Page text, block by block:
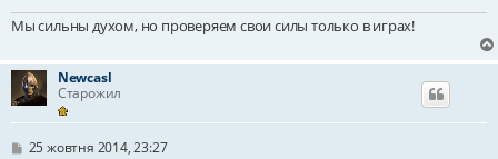
н
я
Мы сильны духом, но проверяем свои силы только в играх!
Newcasl
Старожил
П
25 жовтня 2014, 23:27